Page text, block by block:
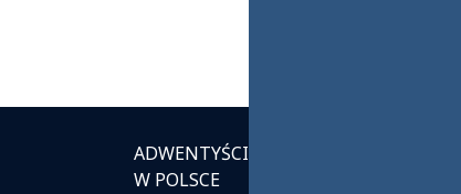
ADWENTYŚCI
W POLSCE